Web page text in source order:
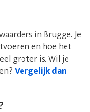
in Brugge. Je
en hoe het
groter is. Wil je
Vergelijk dan